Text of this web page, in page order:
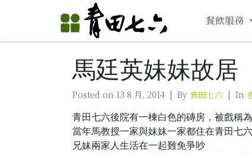
餐飲服務
馬廷英妹妹故居
Posted on 13 8 月, 2014 By 青田七六 In
青田七六後院有一棟白色的磚房，被戲稱
當年馬教授一家與妹妹一家都住在青田七
兄妹兩家人生活在一起難免爭吵